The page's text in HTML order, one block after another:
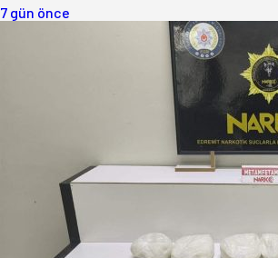
7 gün önce